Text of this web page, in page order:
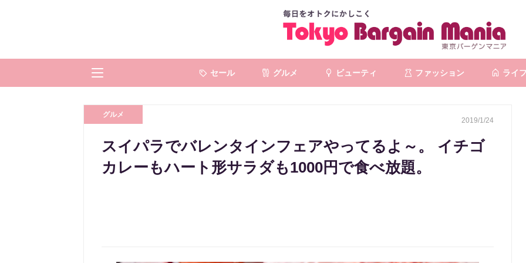
セール グルメ ビューティ ファッション ライフ
グルメ
2019/1/24
スイパラでバレンタインフェアやってるよ～。 イチゴ
カレーもハート形サラダも1000円で食べ放題。